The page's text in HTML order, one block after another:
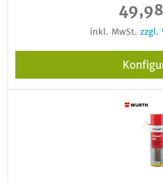
inkl. MwSt. zzgl.